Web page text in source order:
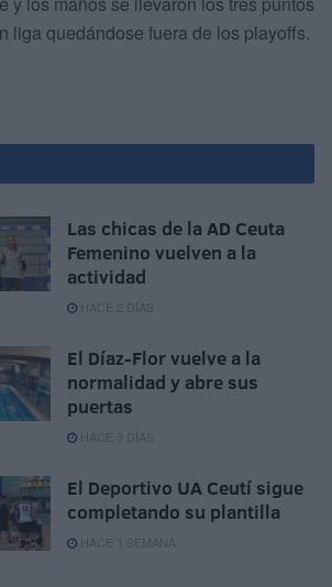
liga quedándose fuera de los playoffs.
Las chicas de la AD Ceuta
Femenino vuelven a la
actividad
HACE 2 DÍAS
El Díaz-Flor vuelve a la
normalidad y abre sus
puertas
HACE 3 DÍAS
El Deportivo UA Ceutí sigue
completando su plantilla
HACE 1 SEMANA